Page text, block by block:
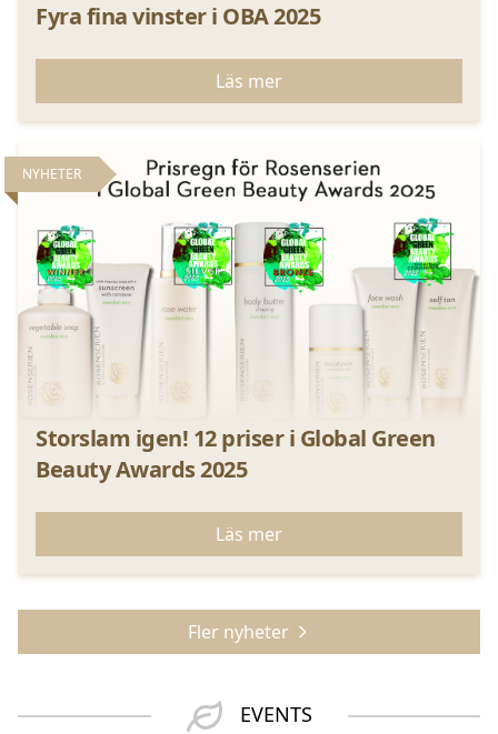
Fyra fina vinster i OBA 2025
Läs mer
NYHETER
Storslam igen! 12 priser i Global Green
Beauty Awards 2025
Läs mer
Fler nyheter
EVENTS